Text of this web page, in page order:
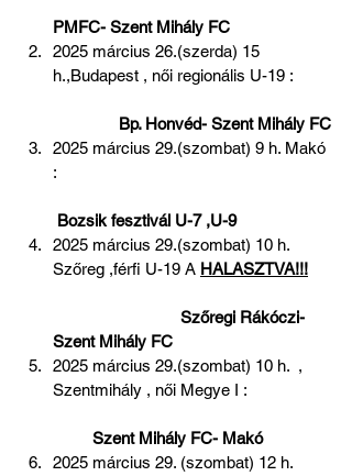
PMFC- Szent Mihály FC
2025 március 26.(szerda) 15
h.,Budapest , női regionális U-19 :
Bp. Honvéd- Szent Mihály FC
2025 március 29.(szombat) 9 h. Makó
:
Bozsik fesztivál U-7 ,U-9
2025 március 29.(szombat) 10 h.
Szőreg ,férfi U-19 A HALASZTVA!!!
Szőregi Rákóczi-
Szent Mihály FC
2025 március 29.(szombat) 10 h.  ,
Szentmihály , női Megye I :
  Szent Mihály FC- Makó
2025 március 29. (szombat) 12 h.